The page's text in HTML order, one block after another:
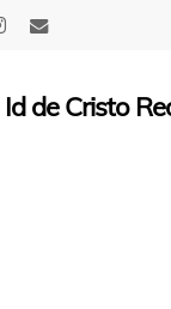
de Cristo